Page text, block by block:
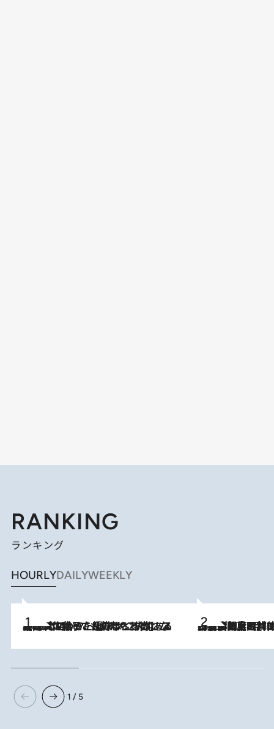
RANKING
ランキング
HOURLYDAILYWEEKLY
2026.8.5
【阿川佐和子さんの年とる力】なぜ70代で始めた趣味は“こんなに楽しい”のか？ ピアノ、俳句…スランプに陥っても続けられる“ある秘訣”とは 2026.8.8
「最後に見られてよかった」上野動物園の東園パンダ舎が解体前に特別公開。8月16日まで延長されたパネル展と共に辿る“半世紀”のパンダ飼育《解体工事の図面あり》
1 / 5